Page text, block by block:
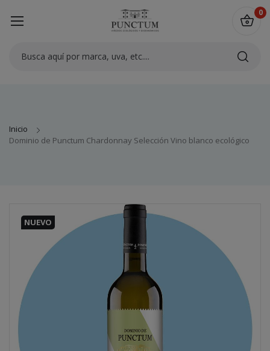
0
Inicio
Dominio de Punctum Chardonnay Selección Vino blanco ecológico
NUEVO